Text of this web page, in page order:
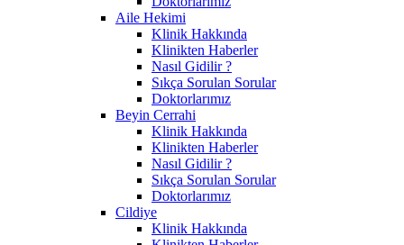
Aile Hekimi
Klinik Hakkında
Klinikten Haberler
Nasıl Gidilir ?
Sıkça Sorulan Sorular
Doktorlarımız
Beyin Cerrahi
Klinik Hakkında
Klinikten Haberler
Nasıl Gidilir ?
Sıkça Sorulan Sorular
Doktorlarımız
Cildiye
Klinik Hakkında